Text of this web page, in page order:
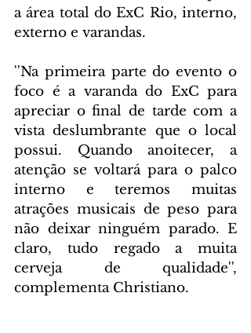
a área total do ExC Rio, interno,
externo e varandas.
''Na primeira parte do evento o
foco é a varanda do ExC para
apreciar o final de tarde com a
vista deslumbrante que o local
possui. Quando anoitecer, a
atenção se voltará para o palco
interno e teremos muitas
atrações musicais de peso para
não deixar ninguém parado. E
claro, tudo regado a muita
cerveja de qualidade'',
complementa Christiano.